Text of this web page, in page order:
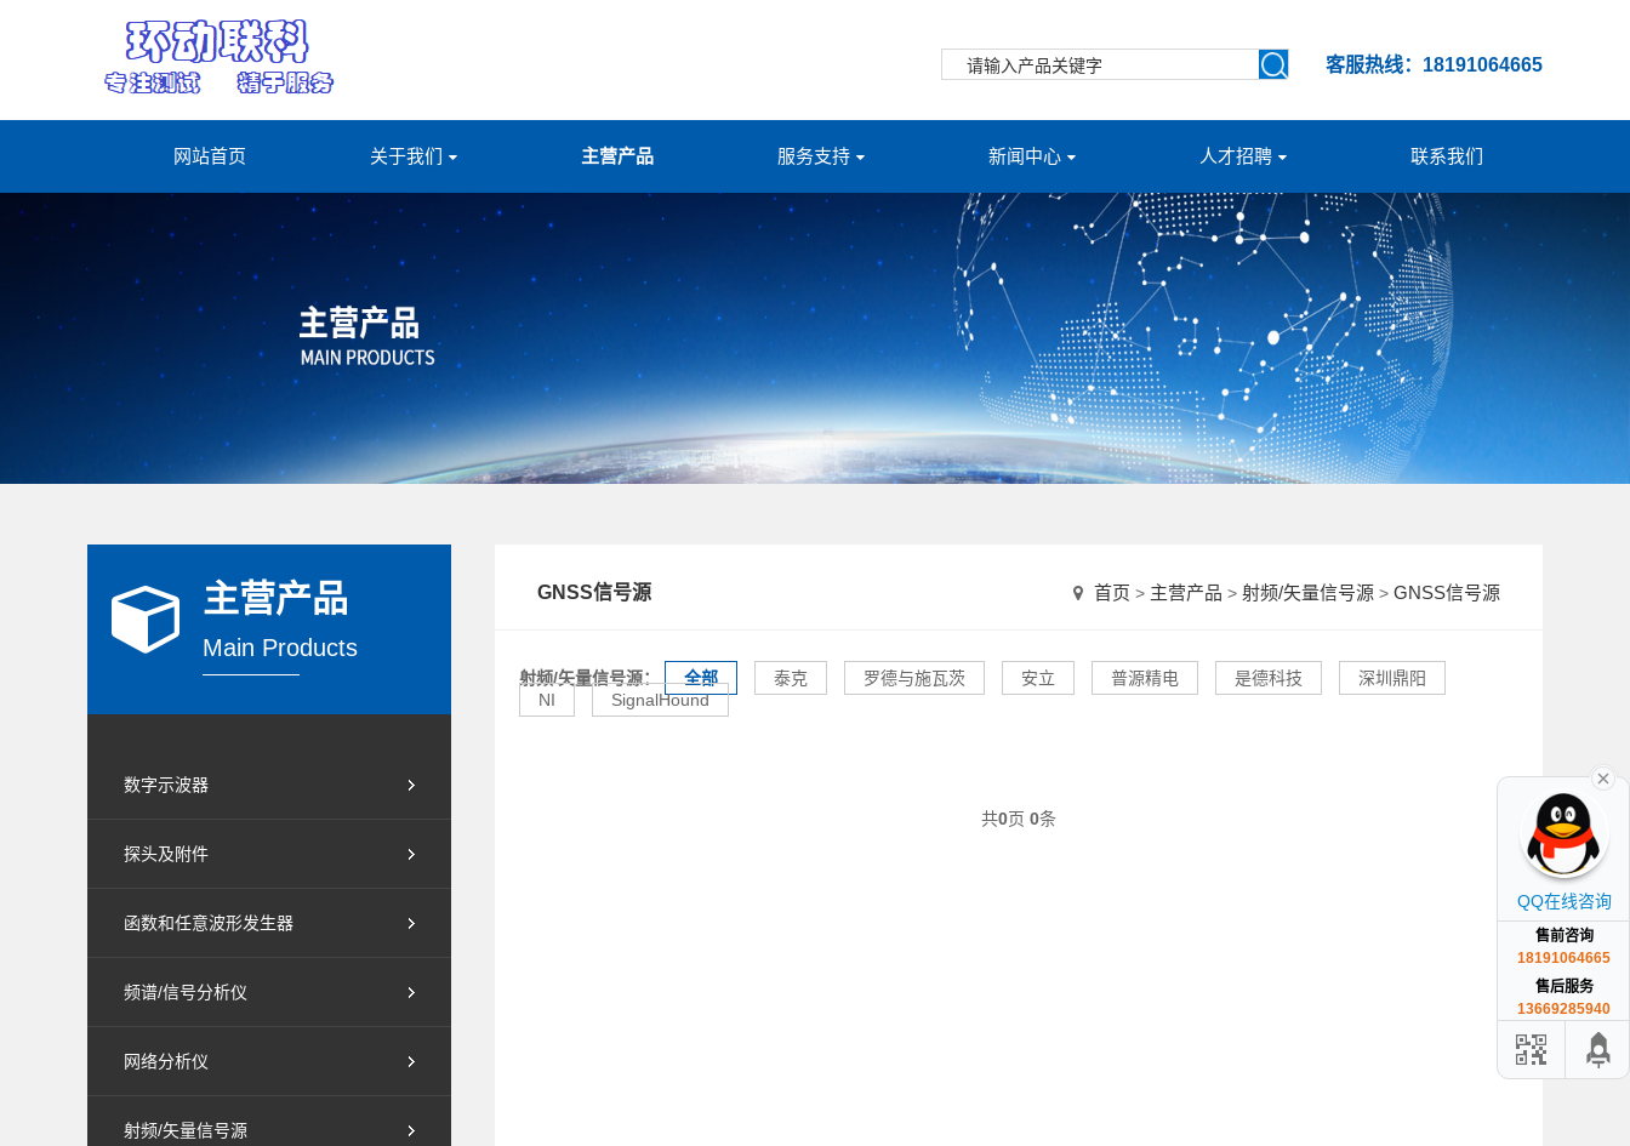
客服热线：18191064665
网站首页 关于我们 主营产品 服务支持 新闻中心 人才招聘 联系我们
主营产品
Main Products
数字示波器
探头及附件
函数和任意波形发生器
频谱/信号分析仪
网络分析仪
射频/矢量信号源
GNSS信号源 首页 > 主营产品 > 射频/矢量信号源 > GNSS信号源
射频/矢量信号源： 全部 泰克 罗德与施瓦茨 安立 普源精电 是德科技
深圳鼎阳
NI
SignalHound
共0页 0条
QQ在线咨询
售前咨询
18191064665
售后服务
13669285940